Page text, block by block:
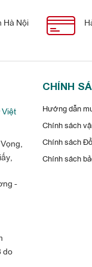
Hà Nội
-
do
CHÍNH
Hướng dẫn
Chính sách
Chính sách
Chính sách